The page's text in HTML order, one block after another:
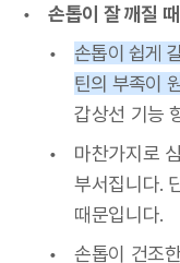
손톱이 잘 깨질 때
손톱이 쉽게
틴의 부족이
갑상선 기능
마찬가지로
부서집니다.
때문입니다.
손톱이 건조